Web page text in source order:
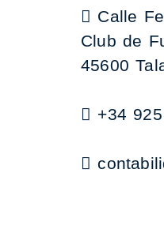
Calle
Club de
45600
+34